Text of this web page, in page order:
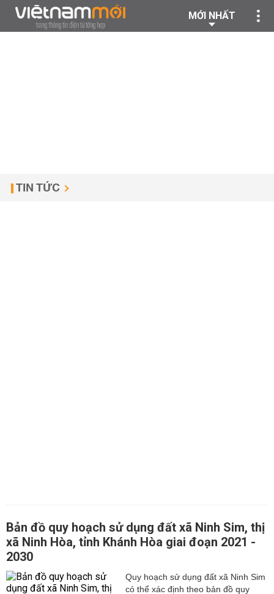
MỚI NHẤT
TIN TỨC
Bản đồ quy hoạch sử dụng đất xã Ninh Sim, thị
xã Ninh Hòa, tỉnh Khánh Hòa giai đoạn 2021 -
2030
Quy hoạch sử dụng đất xã Ninh Sim
có thể xác định theo bản đồ quy